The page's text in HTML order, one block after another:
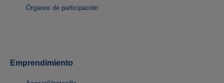
Órganos de participación
Emprendimiento